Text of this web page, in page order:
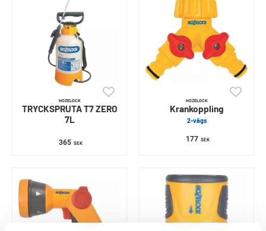
HOZELOCK
TRYCKSPRUTA T7 ZERO
7L
365 SEK
HOZELOCK
Krankoppling
2-vägs
177 SEK